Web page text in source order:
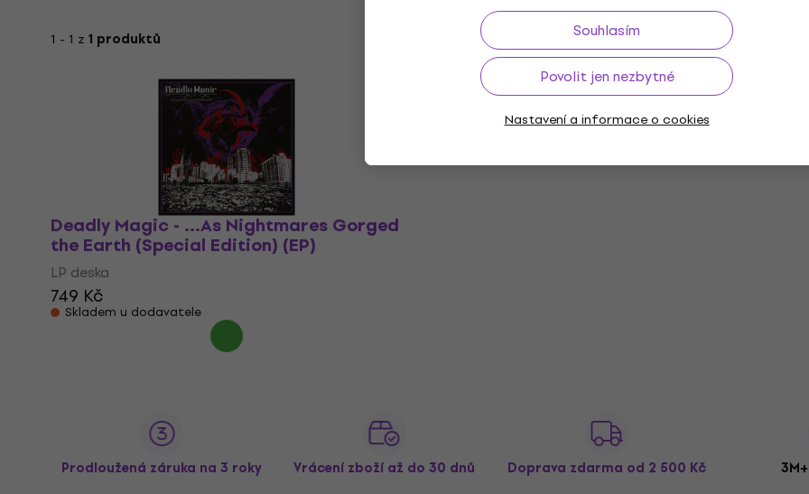
Souhlasím
Povolit jen nezbytné
Nastavení a informace o cookies
1 - 1 z 1 produktů
Deadly Magic - ...As Nightmares Gorged
the Earth (Special Edition) (EP)
LP deska
749 Kč
Skladem u dodavatele
Prodloužená záruka na 3 roky Vrácení zboží až do 30 dnů Doprava zdarma od 2 500 Kč